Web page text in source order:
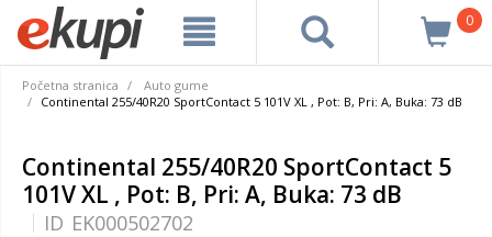
0
Početna stranica
Auto gume
Continental 255/40R20 SportContact 5 101V XL , Pot: B, Pri: A, Buka: 73 dB
Continental 255/40R20 SportContact 5
101V XL , Pot: B, Pri: A, Buka: 73 dB
ID EK000502702